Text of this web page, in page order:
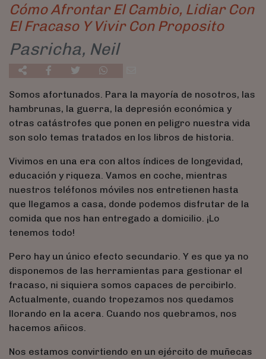
Cómo Afrontar El Cambio, Lidiar Con
El Fracaso Y Vivir Con Proposito
Pasricha, Neil
Somos afortunados. Para la mayoría de nosotros, las
hambrunas, la guerra, la depresión económica y
otras catástrofes que ponen en peligro nuestra vida
son solo temas tratados en los libros de historia.
Vivimos en una era con altos índices de longevidad,
educación y riqueza. Vamos en coche, mientras
nuestros teléfonos móviles nos entretienen hasta
que llegamos a casa, donde podemos disfrutar de la
comida que nos han entregado a domicilio. ¡Lo
tenemos todo!
Pero hay un único efecto secundario. Y es que ya no
disponemos de las herramientas para gestionar el
fracaso, ni siquiera somos capaces de percibirlo.
Actualmente, cuando tropezamos nos quedamos
llorando en la acera. Cuando nos quebramos, nos
hacemos añicos.
Nos estamos convirtiendo en un ejército de muñecas